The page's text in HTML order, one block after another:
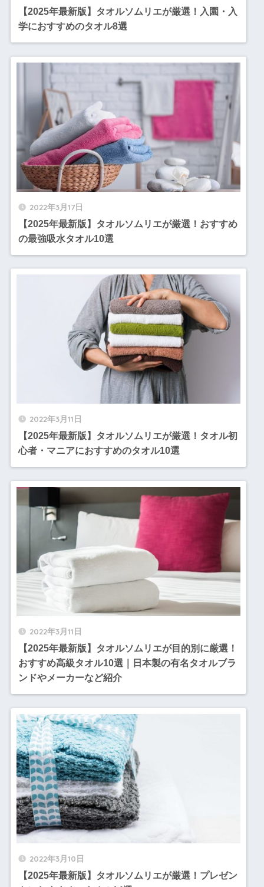
【2025年最新版】タオルソムリエが厳選！入園・入
学におすすめのタオル8選
2022年3月17日
【2025年最新版】タオルソムリエが厳選！おすすめ
の最強吸水タオル10選
2022年3月11日
【2025年最新版】タオルソムリエが厳選！タオル初
心者・マニアにおすすめのタオル10選
2022年3月11日
【2025年最新版】タオルソムリエが目的別に厳選！
おすすめ高級タオル10選｜日本製の有名タオルブラ
ンドやメーカーなど紹介
2022年3月10日
【2025年最新版】タオルソムリエが厳選！プレゼン